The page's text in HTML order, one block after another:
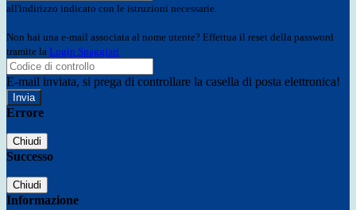
all'indirizzo indicato con le istruzioni necessarie.
Non hai una e-mail associata al nome utente? Effettua il reset della password
tramite la Login Spaggiari
E-mail inviata, si prega di controllare la casella di posta elettronica!
Errore
Chiudi
Successo
Chiudi
Informazione